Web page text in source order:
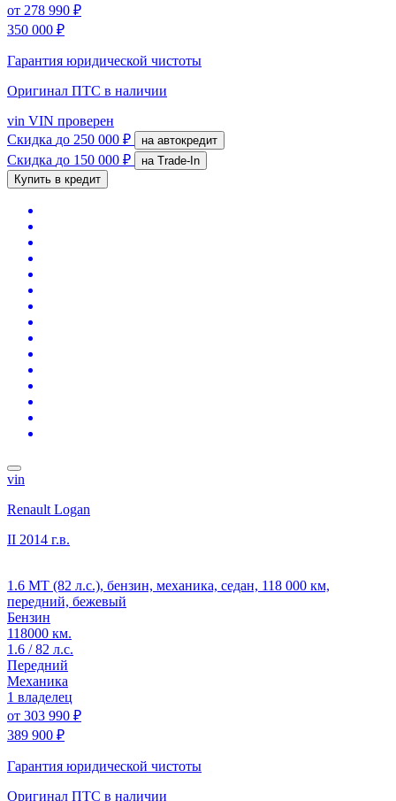
от 278 990 ₽
350 000 ₽
Гарантия юридической чистоты
Оригинал ПТС в наличии
vin VIN проверен
Скидка до 250 000 ₽ на автокредит
Скидка до 150 000 ₽
на Trade-In
Купить в кредит
vin
Renault Logan
II 2014 г.в.
1.6 MT (82 л.с.), бензин, механика, седан, 118 000 км,
передний, бежевый
Бензин
118000 км.
1.6 / 82 л.с.
Передний
Механика
1 владелец
от 303 990 ₽
389 900 ₽
Гарантия юридической чистоты
Оригинал ПТС в наличии